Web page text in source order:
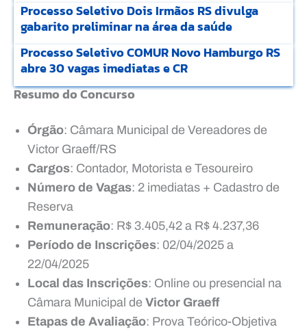
Processo Seletivo Dois Irmãos RS divulga
gabarito preliminar na área da saúde
Processo Seletivo COMUR Novo Hamburgo RS
abre 30 vagas imediatas e CR
Resumo do Concurso
Órgão: Câmara Municipal de Vereadores de
Victor Graeff/RS
Cargos: Contador, Motorista e Tesoureiro
Número de Vagas: 2 imediatas + Cadastro de
Reserva
Remuneração: R$ 3.405,42 a R$ 4.237,36
Período de Inscrições: 02/04/2025 a
22/04/2025
Local das Inscrições: Online ou presencial na
Câmara Municipal de Victor Graeff
Etapas de Avaliação: Prova Teórico-Objetiva